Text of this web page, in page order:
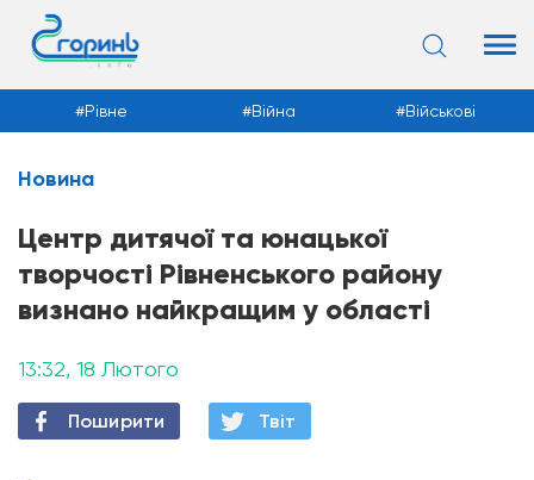
Новини
Рівне Війна Військові
Новина
Центр дитячої та юнацької
творчості Рівненського району
визнано найкращим у області
13:32, 18 Лютого
Поширити Твiт